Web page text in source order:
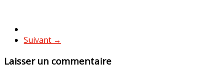
Suivant →
Laisser un commentaire